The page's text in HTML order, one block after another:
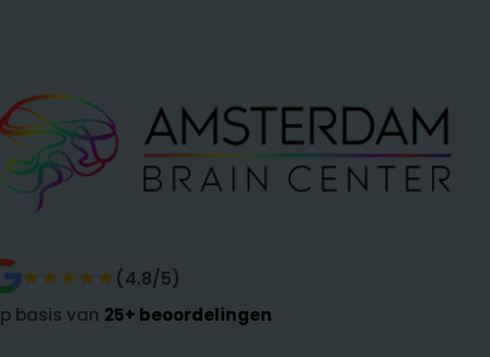
★★★★★
★★★★★ (4.8/5)
basis van 25+ beoordelingen